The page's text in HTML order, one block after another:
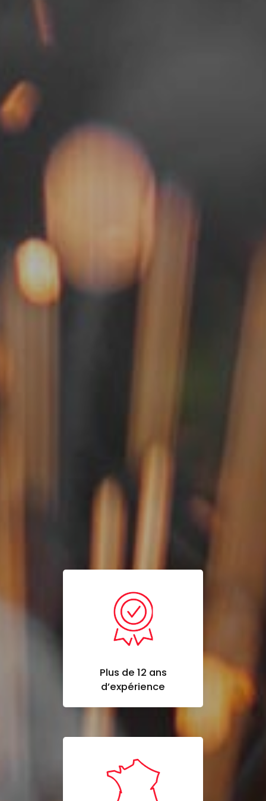
Plus de 12 ans
d’expérience